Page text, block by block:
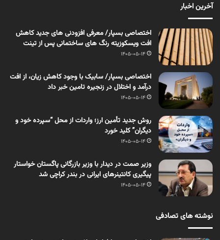
آخرین اخبار
اختصاصی بسپار/ معرفی افزودنی های جدید کاهش
افت ویسکوزیته رنگ های ساختمانی پس از تینت
1405-05-14
اختصاصی بسپار/ سابیک با وجود کاهش زیان، از افت
درآمد و اختلال در زنجیره تامین خبر داد
1405-05-14
روش جدید تأمین ارز؛ واردات از محل “سپرده خود و
دیگران” کلید خورد
1405-05-14
وزیر صمت در دیدار با وزیر بازرگانی پاگستان خواستار
پیگیری کانتینرهای ایرانی در بندر کراچی شد
1405-05-14
نوشته های تصادفی